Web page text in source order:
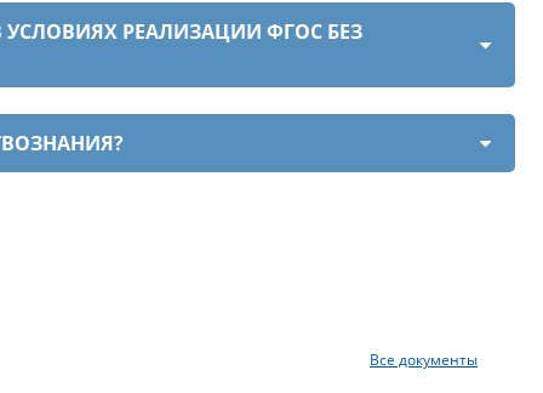
РЕАЛИЗАЦИИ ФГОС БЕЗ
Все документы